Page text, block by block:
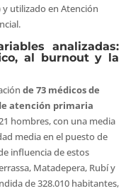
y utilizado en Atención
analizadas:
al burnout y la
de 73 médicos de
atención primaria
hombres, con una media
media en el puesto de
influencia de estos
Matadepera, Rubí y
de 328.010 habitantes,